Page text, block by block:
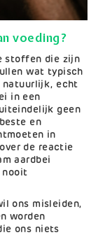
voeding?
stoffen die zijn
wat typisch
natuurlijk, echt
in een
geen
en
in
de reactie
aardbei
nooit
ons misleiden,
worden
ons niets